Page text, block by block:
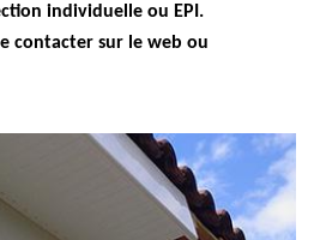
individuelle ou EPI.
contacter sur le web ou